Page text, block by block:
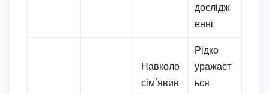
дослідж
енні
Навколо
сім’явив
Рідко
уражаєт
ься